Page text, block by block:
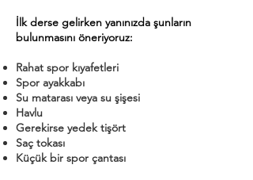
İlk derse gelirken yanınızda şunların
bulunmasını öneriyoruz:
Rahat spor kıyafetleri
Spor ayakkabı
Su matarası veya su şişesi
Havlu
Gerekirse yedek tişört
Saç tokası
Küçük bir spor çantası